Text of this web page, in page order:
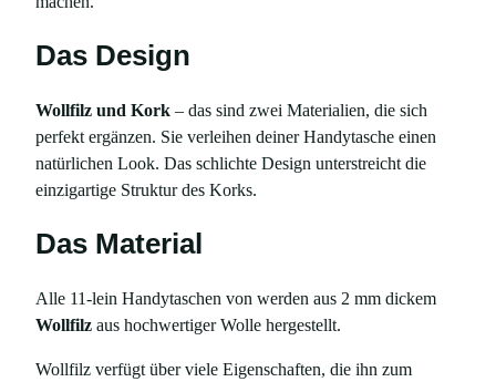
p
e
k
e
l
n
f
r
i
Das Design
Wollfilz und Kork – das sind zwei Materialien, die sich
perfekt ergänzen. Sie verleihen deiner Handytasche einen
natürlichen Look. Das schlichte Design unterstreicht die
einzigartige Struktur des Korks.
Das Material
Alle 11-lein Handytaschen von werden aus 2 mm dickem
Wollfilz aus hochwertiger Wolle hergestellt.
Wollfilz verfügt über viele Eigenschaften, die ihn zum